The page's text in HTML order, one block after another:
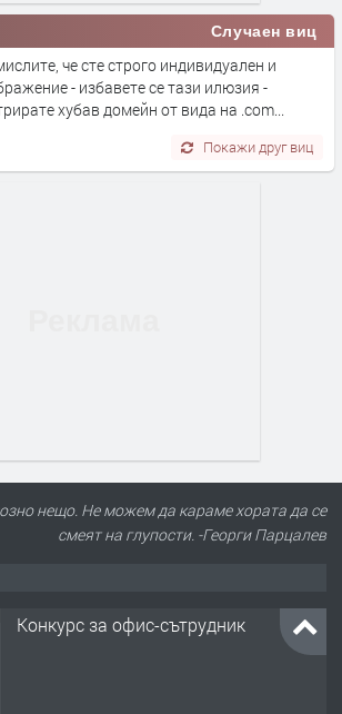
Случаен виц
че сте строго индивидуален и
- избавете се тази илюзия -
хубав домейн от вида на .com...
Покажи друг виц
нещо. Не можем да караме хората да се
смеят на глупости. -Георги Парцалев
Конкурс за офис-сътрудник